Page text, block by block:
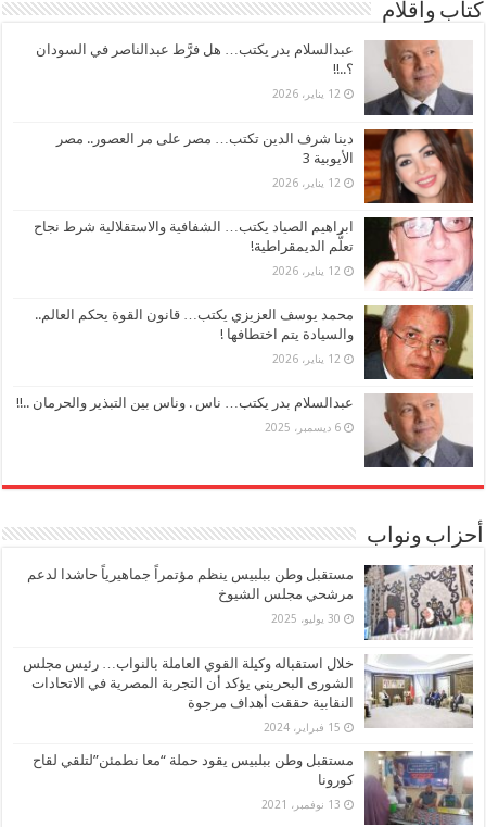
كتاب وأقلام
عبدالسلام بدر يكتب… هل فرَّط عبدالناصر في السودان
؟..!!
12 يناير، 2026
دينا شرف الدين تكتب… مصر على مر العصور.. مصر
الأيوبية 3
12 يناير، 2026
ابراهيم الصياد يكتب… الشفافية والاستقلالية شرط نجاح
تعلُّم الديمقراطية!
12 يناير، 2026
محمد يوسف العزيزي يكتب… قانون القوة يحكم العالم..
والسيادة يتم اختطافها !
12 يناير، 2026
عبدالسلام بدر يكتب… ناس . وناس بين التبذير والحرمان ..!!
6 ديسمبر، 2025
أحزاب ونواب
مستقبل وطن ببلبيس ينظم مؤتمراً جماهيرياً حاشدا لدعم
مرشحي مجلس الشيوخ
30 يوليو، 2025
خلال استقباله وكيلة القوي العاملة بالنواب… رئيس مجلس
الشورى البحريني يؤكد أن التجربة المصرية في الاتحادات
النقابية حققت أهداف مرجوة
15 فبراير، 2024
مستقبل وطن ببلبيس يقود حملة “معا نطمئن”لتلقي لقاح
كورونا
13 نوفمبر، 2021